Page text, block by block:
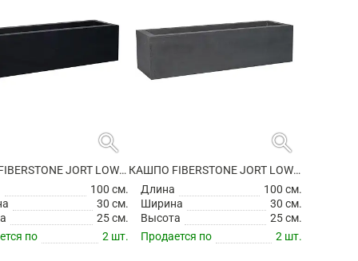
search
КАШПО FIBERSTONE JORT LOW S BLACK
100 см.
30 см.
25 см.
по
2 шт.
search
КАШПО FIBERSTONE JORT LOW S GREY
Длина
100 см.
Ширина
30 см.
Высота
25 см.
Продается по
2 шт.